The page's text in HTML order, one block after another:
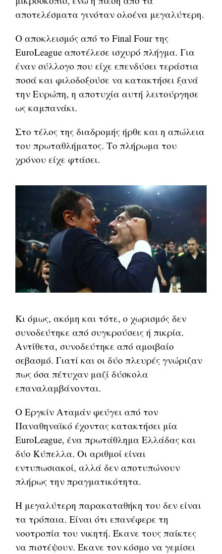
αποτελέσματα γινόταν ολοένα μεγαλύτερη.
Ο αποκλεισμός από το Final Four της
EuroLeague αποτέλεσε ισχυρό πλήγμα. Για
έναν σύλλογο που είχε επενδύσει τεράστια
ποσά και φιλοδοξούσε να κατακτήσει ξανά
την Ευρώπη, η αποτυχία αυτή λειτούργησε
ως καμπανάκι.
Στο τέλος της διαδρομής ήρθε και η απώλεια
του πρωταθλήματος. Το πλήρωμα του
χρόνου είχε φτάσει.
Κι όμως, ακόμη και τότε, ο χωρισμός δεν
συνοδεύτηκε από συγκρούσεις ή πικρία.
Αντίθετα, συνοδεύτηκε από αμοιβαίο
σεβασμό. Γιατί και οι δύο πλευρές γνώριζαν
πως όσα πέτυχαν μαζί δύσκολα
επαναλαμβάνονται.
Ο Εργκίν Αταμάν φεύγει από τον
Παναθηναϊκό έχοντας κατακτήσει μία
EuroLeague, ένα πρωτάθλημα Ελλάδας και
δύο Κύπελλα. Οι αριθμοί είναι
εντυπωσιακοί, αλλά δεν αποτυπώνουν
πλήρως την πραγματικότητα.
Η μεγαλύτερη παρακαταθήκη του δεν είναι
τα τρόπαια. Είναι ότι επανέφερε τη
νοοτροπία του νικητή. Έκανε τους παίκτες
να πιστέψουν. Έκανε τον κόσμο να γεμίσει